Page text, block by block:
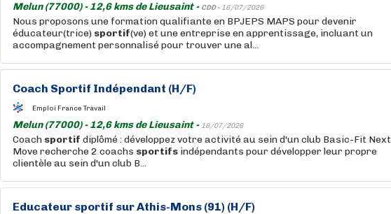
Melun (77000) - 12,6 kms de Lieusaint - CDD - 16/07/2026
Nous proposons une formation qualifiante en BPJEPS MAPS pour devenir
éducateur(trice) sportif(ve) et une entreprise en apprentissage, incluant un
accompagnement personnalisé pour trouver une al...
Coach Sportif Indépendant (H/F)
Emploi France Travail
Melun (77000) - 12,6 kms de Lieusaint - 18/07/2026
Coach sportif diplômé : développez votre activité au sein d'un club Basic-Fit Next
Move recherche 2 coachs sportifs indépendants pour développer leur propre
clientèle au sein d'un club B...
Educateur sportif sur Athis-Mons (91) (H/F)